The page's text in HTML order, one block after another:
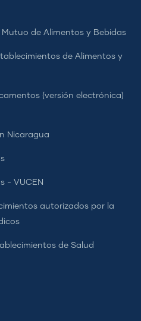
de Alimentos y Bebidas
de Alimentos y
(versión electrónica)
Nicaragua
- VUCEN
autorizados por la
de Salud